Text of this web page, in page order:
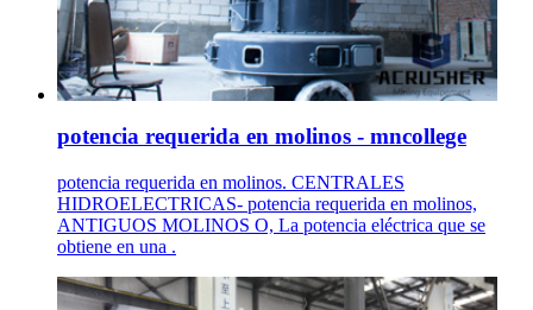
potencia requerida en molinos - mncollege
potencia requerida en molinos. CENTRALES
HIDROELECTRICAS- potencia requerida en molinos,
ANTIGUOS MOLINOS O, La potencia eléctrica que se
obtiene en una .